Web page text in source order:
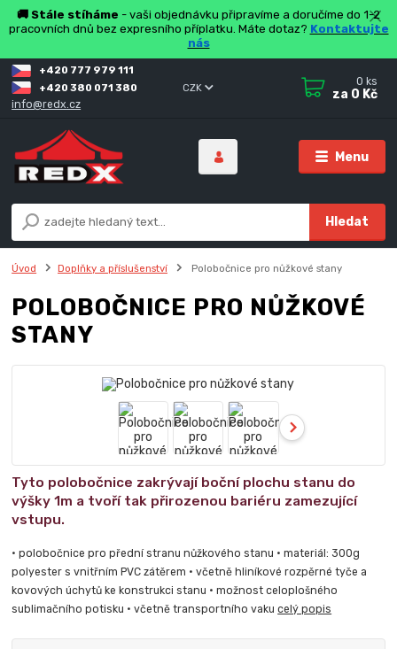
🚚 Stále stíháme - vaši objednávku připravíme a doručíme do 1-2
pracovních dnů bez expresního příplatku. Máte dotaz? Kontaktujte
nás
Menu
CZK
Hledat
+420 777 979 111
+420 380 071 380
info@redx.cz
0 ks
za 0 Kč
Úvod Doplňky a příslušenství Polobočnice pro nůžkové stany
POLOBOČNICE PRO NŮŽKOVÉ
STANY
Tyto polobočnice zakrývají boční plochu stanu do
výšky 1m a tvoří tak přirozenou bariéru zamezující
vstupu.
• polobočnice pro přední stranu nůžkového stanu • materiál: 300g
polyester s vnitřním PVC zátěrem • včetně hliníkové rozpěrné tyče a
kovových úchytů ke konstrukci stanu • možnost celoplošného
sublimačního potisku • včetně transportního vakucelý popis